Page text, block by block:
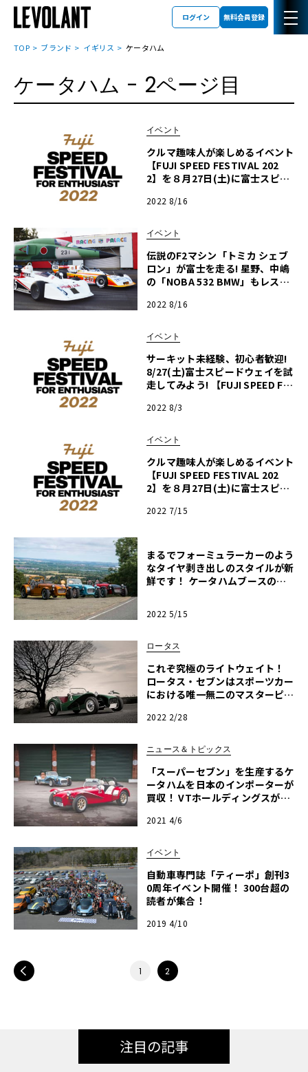
ログイン 無料会員登録
TOP ブランド イギリス ケータハム
ケータハム - 2ページ目
イベント
クルマ趣味人が楽しめるイベント
【FUJI SPEED FESTIVAL 202
2】を８月27日(土)に富士スピー
2022 8/16
イベント
伝説のF2マシン「トミカ シェブ
ロン」が富士を走る! 星野、中嶋
の「NOBA 532 BMW」もレスト
ピードフェスティバル】
2022 8/16
イベント
サーキット未経験、初心者歓迎!
8/27(土)富士スピードウェイを試
走してみよう! 【FUJI SPEED FE
2022 8/3
イベント
クルマ趣味人が楽しめるイベント
【FUJI SPEED FESTIVAL 202
2】を８月27日(土)に富士スピー
2022 7/15
まるでフォーミュラーカーのよう
なタイヤ剥き出しのスタイルが新
鮮です！ ケータハムブースの出
2022 5/15
ロータス
これぞ究極のライトウェイト！
ロータス・セブンはスポーツカー
における唯一無二のマスターピー
2022 2/28
ニュース＆トピックス
「スーパーセブン」を生産するケ
ータハムを日本のインポーターが
買収！ VTホールディングスがケ
2021 4/6
イベント
自動車専門誌「ティーポ」創刊3
0周年イベント開催！ 300台超の
読者が集合！
2019 4/10
1 2
注目の記事